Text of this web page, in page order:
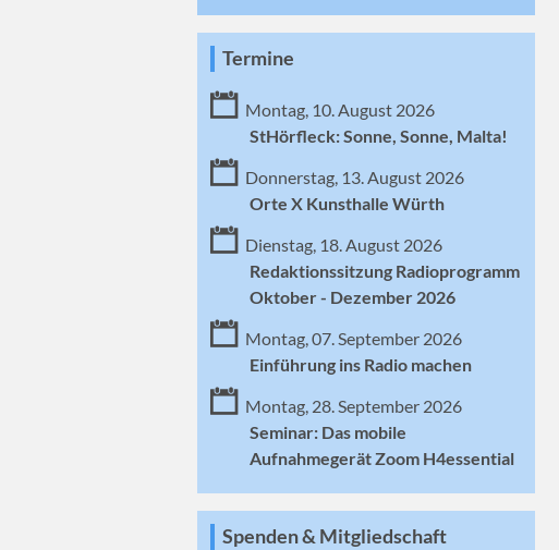
Termine
Montag, 10. August 2026
StHörfleck: Sonne, Sonne, Malta!
Donnerstag, 13. August 2026
Orte X Kunsthalle Würth
Dienstag, 18. August 2026
Redaktionssitzung Radioprogramm
Oktober - Dezember 2026
Montag, 07. September 2026
Einführung ins Radio machen
Montag, 28. September 2026
Seminar: Das mobile
Aufnahmegerät Zoom H4essential
Spenden & Mitgliedschaft